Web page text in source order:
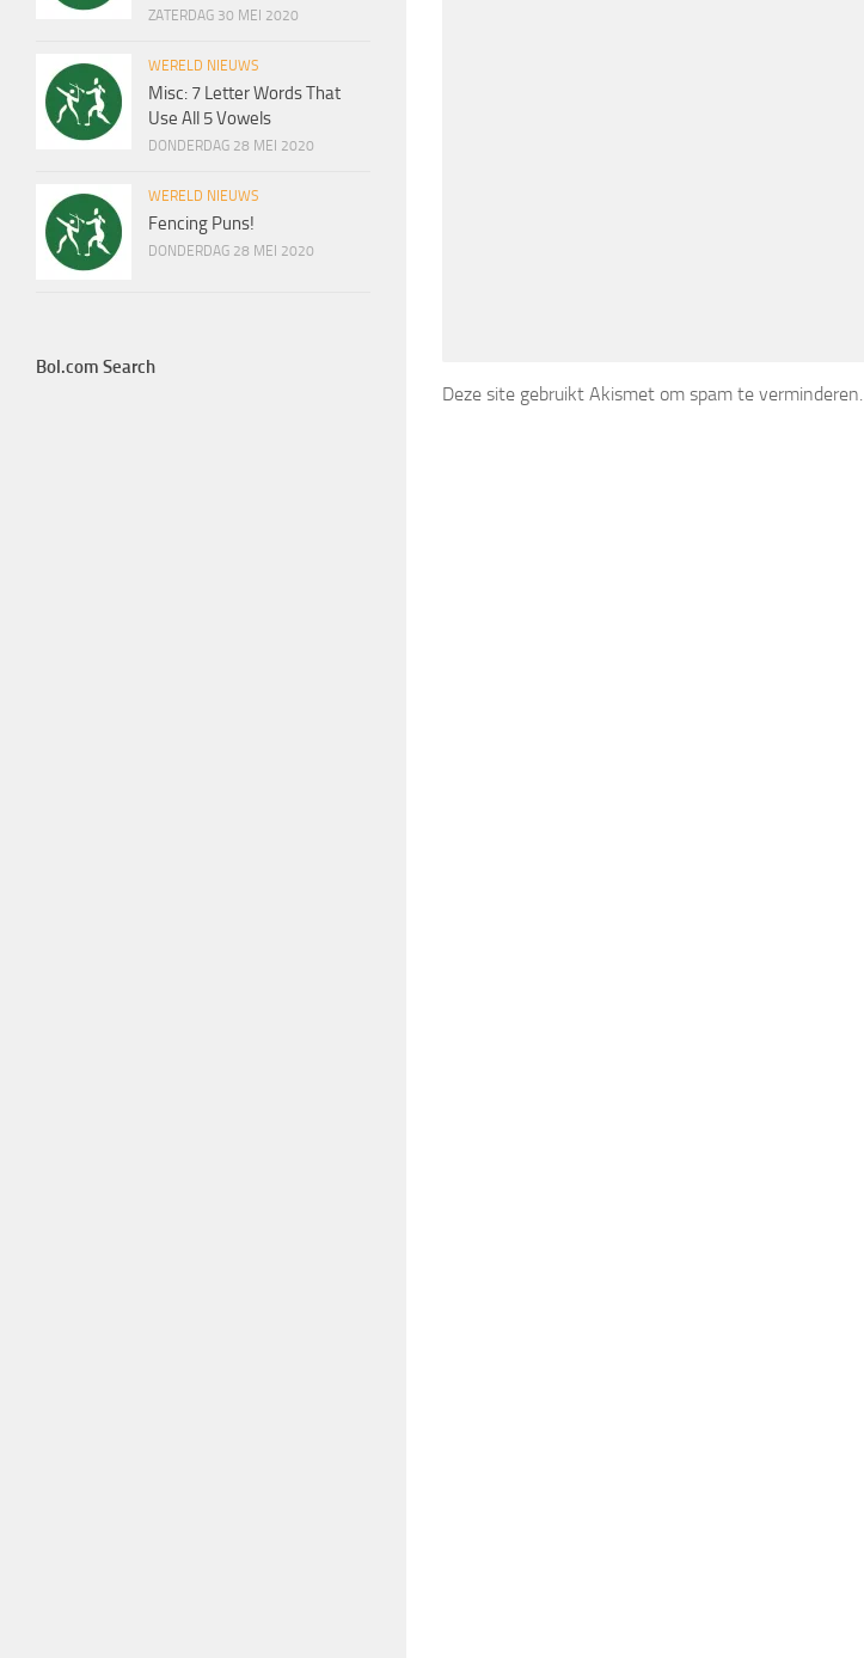
Deze site gebruikt Akismet om spam te verminderen.
ZATERDAG 30 MEI 2020
WERELD NIEUWS
Misc: 7 Letter Words That
Use All 5 Vowels
DONDERDAG 28 MEI 2020
WERELD NIEUWS
Fencing Puns!
DONDERDAG 28 MEI 2020
Bol.com Search